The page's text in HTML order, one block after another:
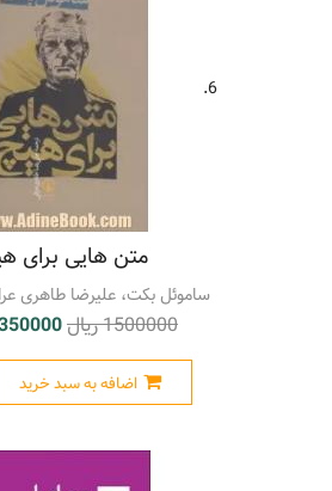
6.
متن هایی برای
ساموئل بکت، علیرضا طاهری
1500000 ریال 1350000
اضافه به سبد خرید